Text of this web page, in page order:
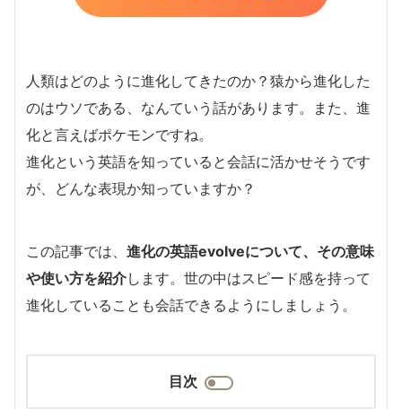
人類はどのように進化してきたのか？猿から進化した
のはウソである、なんていう話があります。また、進
化と言えばポケモンですね。
進化という英語を知っていると会話に活かせそうです
が、どんな表現か知っていますか？
この記事では、 進化の英語evolveについて、その意味
や使い方を紹介します。世の中はスピード感を持って
進化していることも会話できるようにしましょう。
目次